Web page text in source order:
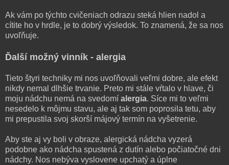
Ak vám po týchto cvičeniach odrazu steká hlien nadol a
cítite ho v hrdle, je to dobrý výsledok. To znamená, že sa nos
uvoľňuje.
Ďalší možný vinník - alergia
Tieto štyri techniky mi nos uvoľňovali veľmi dobre, ale efekt
nikdy nemal dlhšie trvanie. Preto mi stále vŕtalo v hlave, či
moju nádchu nemá na svedomí alergia. Síce mi to veľmi
nesedelo k môjmu stavu, ale aj tak som poprosila tetu, aby
mi prepustila svoj skorší májový termín na vyšetrenie.
Aby ste aj vy boli v obraze, alergická nádcha vyzerá
podobne ako nádcha spustená z dutín alebo počiatočné dni
nádchy. Nos nebýva vyslovene upchatý a úplne